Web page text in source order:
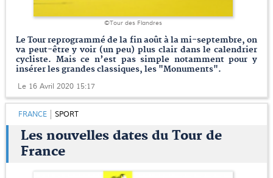
©Tour des Flandres
Le Tour reprogrammé de la fin août à la mi-septembre, on
va peut-être y voir (un peu) plus clair dans le calendrier
cycliste. Mais ce n’est pas simple notamment pour y
insérer les grandes classiques, les "Monuments".
Le 16 Avril 2020 15:17
FRANCE SPORT
Les nouvelles dates du Tour de
France